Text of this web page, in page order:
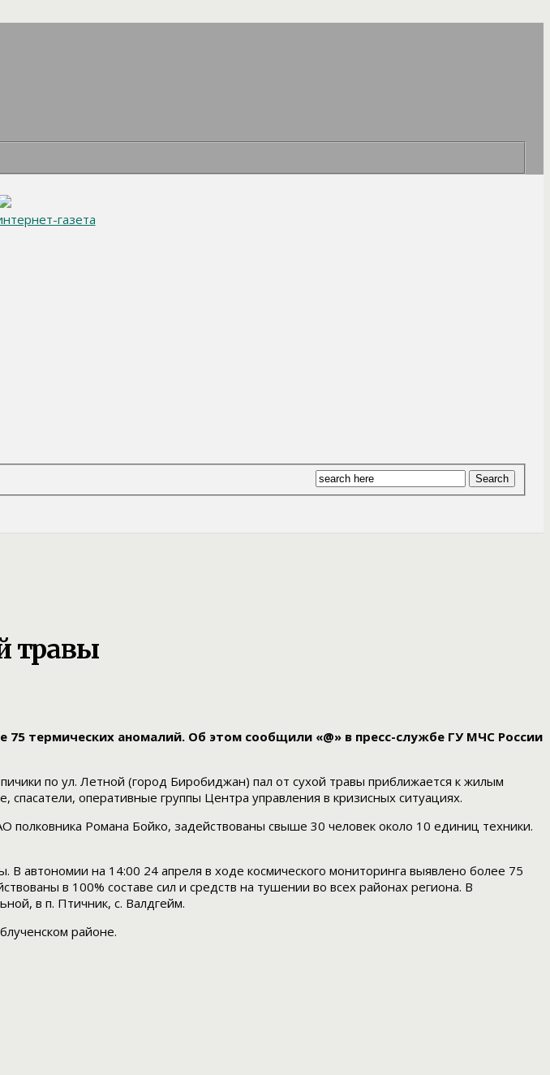
газета
травы
75 термических аномалий. Об этом сообщили «@» в пресс-службе ГУ МЧС России
по ул. Летной (город Биробиджан) пал от сухой травы приближается к жилым
оперативные группы Центра управления в кризисных ситуациях.
Романа Бойко, задействованы свыше 30 человек около 10 единиц техники.
автономии на 14:00 24 апреля в ходе космического мониторинга выявлено более 75
в 100% составе сил и средств на тушении во всех районах региона. В
в п. Птичник, с. Валдгейм.
районе.